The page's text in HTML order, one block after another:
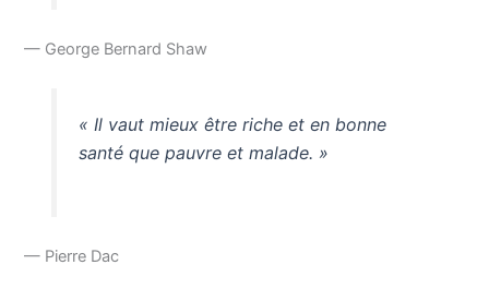
— George Bernard Shaw
« Il vaut mieux être riche et en bonne
santé que pauvre et malade. »
— Pierre Dac